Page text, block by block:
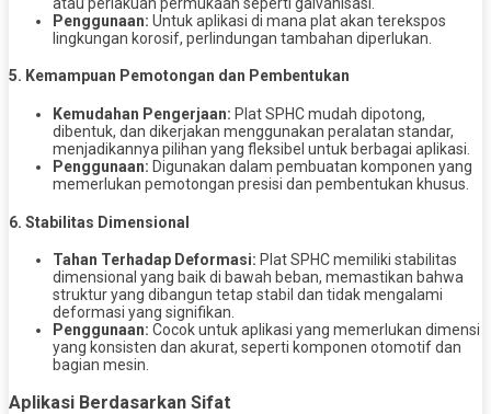
Penggunaan: Untuk aplikasi di mana plat akan terekspos
lingkungan korosif, perlindungan tambahan diperlukan.
5. Kemampuan Pemotongan dan Pembentukan
Kemudahan Pengerjaan: Plat SPHC mudah dipotong,
dibentuk, dan dikerjakan menggunakan peralatan standar,
menjadikannya pilihan yang fleksibel untuk berbagai aplikasi.
Penggunaan: Digunakan dalam pembuatan komponen yang
memerlukan pemotongan presisi dan pembentukan khusus.
6. Stabilitas Dimensional
Tahan Terhadap Deformasi: Plat SPHC memiliki stabilitas
dimensional yang baik di bawah beban, memastikan bahwa
struktur yang dibangun tetap stabil dan tidak mengalami
deformasi yang signifikan.
Penggunaan: Cocok untuk aplikasi yang memerlukan dimensi
yang konsisten dan akurat, seperti komponen otomotif dan
bagian mesin.
Aplikasi Berdasarkan Sifat